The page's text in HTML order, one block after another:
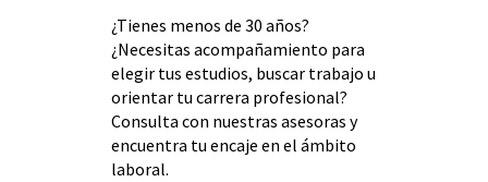
¿Tienes menos de 30 años?
¿Necesitas acompañamiento para
elegir tus estudios, buscar trabajo u
orientar tu carrera profesional?
Consulta con nuestras asesoras y
encuentra tu encaje en el ámbito
laboral.